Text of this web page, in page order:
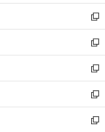
開
く
ン
ド
ウ
で
開
く
ウ
ィ
ン
ド
ウ
で
開
く
し
い
ウ
ィ
ン
ド
ウ
で
開
く
新
し
い
ウ
ィ
ン
ド
ウ
で
新
し
い
ウ
ィ
ン
ド
新
し
い
ウ
ィ
新
し
い
新